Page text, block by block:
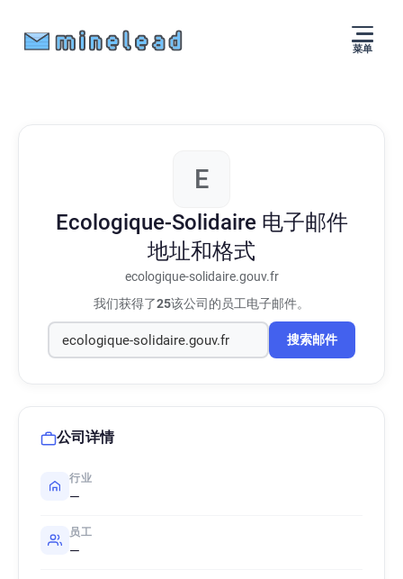
菜单
E
Ecologique-Solidaire 电子邮件
地址和格式
ecologique-solidaire.gouv.fr
我们获得了25该公司的员工电子邮件。
搜索邮件
公司详情
行业
—
员工
—